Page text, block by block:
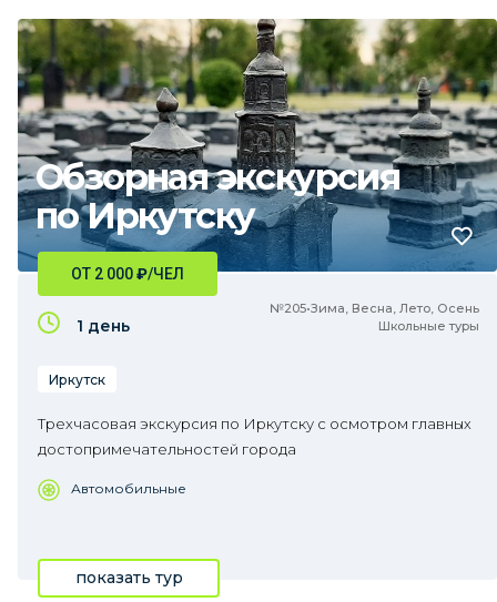
Обзорная экскурсия
по Иркутску
№205•Зима, Весна, Лето, Осень
Школьные туры
ОТ 2 000₽/ЧЕЛ
1 день
Иркутск
Трехчасовая экскурсия по Иркутску с осмотром главных
достопримечательностей города
Автомобильные
показать тур